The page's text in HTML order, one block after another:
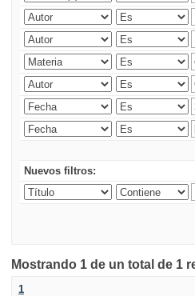
Nuevos filtros:
Mostrando 1 de un total de 1
1